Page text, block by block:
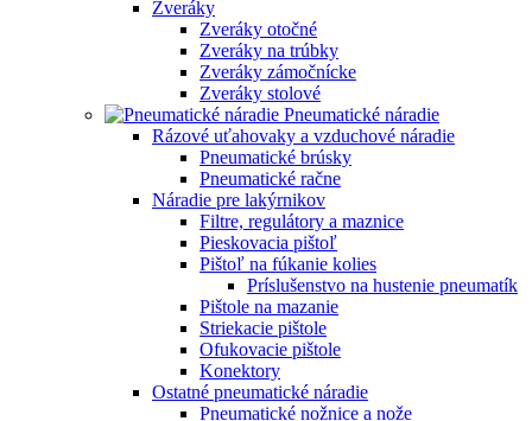
Zveráky
Zveráky otočné
Zveráky na trúbky
Zveráky zámočnícke
Zveráky stolové
Pneumatické náradie
Rázové uťahovaky a vzduchové náradie
Pneumatické brúsky
Pneumatické račne
Náradie pre lakýrnikov
Filtre, regulátory a maznice
Pieskovacia pištoľ
Pištoľ na fúkanie kolies
Príslušenstvo na hustenie pneumatík
Pištole na mazanie
Striekacie pištole
Ofukovacie pištole
Konektory
Ostatné pneumatické náradie
Pneumatické nožnice a nože